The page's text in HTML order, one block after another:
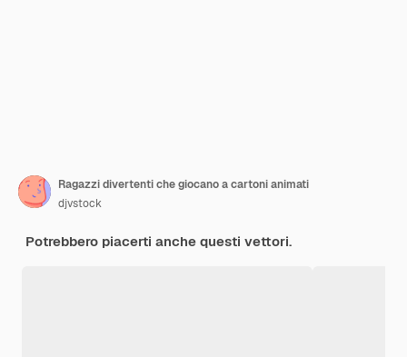
Ragazzi divertenti che giocano a cartoni animati
djvstock
Potrebbero piacerti anche questi vettori.